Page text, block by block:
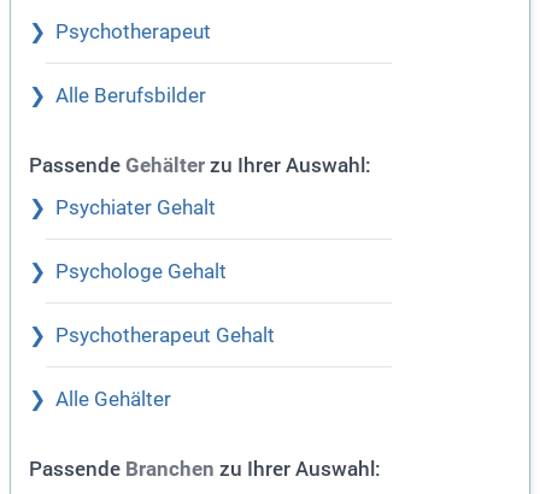
Psychotherapeut
Alle Berufsbilder
Passende Gehälter zu Ihrer Auswahl:
Psychiater Gehalt
Psychologe Gehalt
Psychotherapeut Gehalt
Alle Gehälter
Passende Branchen zu Ihrer Auswahl: